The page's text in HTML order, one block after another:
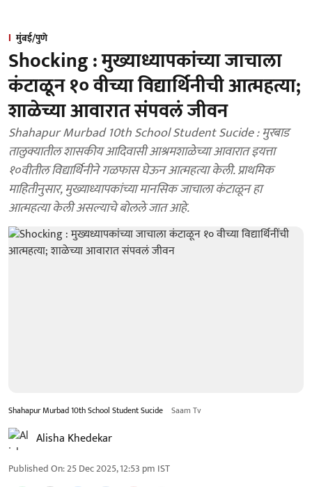
मुंबई/पुणे
Shocking : मुख्याध्यापकांच्या जाचाला
कंटाळून १० वीच्या विद्यार्थिनीची आत्महत्या;
शाळेच्या आवारात संपवलं जीवन
Shahapur Murbad 10th School Student Sucide : मुरबाड
तालुक्यातील शासकीय आदिवासी आश्रमशाळेच्या आवारात इयत्ता
१०वीतील विद्यार्थिनीने गळफास घेऊन आत्महत्या केली. प्राथमिक
माहितीनुसार, मुख्याध्यापकांच्या मानसिक जाचाला कंटाळून हा
आत्महत्या केली असल्याचे बोलले जात आहे.
Shahapur Murbad 10th School Student Sucide Saam Tv
Alisha Khedekar
Published On:25 Dec 2025, 12:53 pm IST